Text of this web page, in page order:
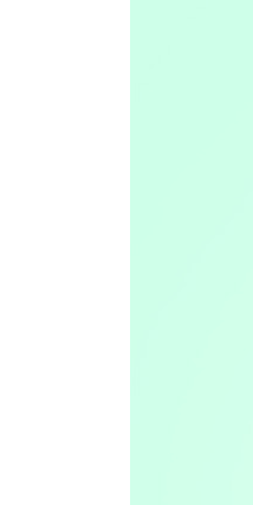
제3장 가등기
제4장 집합건
제5장 부동산